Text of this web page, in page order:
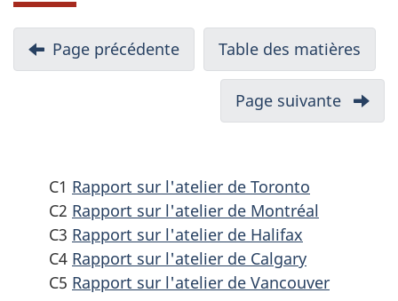
N
a
Page précédente
Annexe
organisations
non
gouvernementales
de
l'environnement
Table des matières
sur
Page suivante
C1 Rapport sur l'atelier de Toronto
C2 Rapport sur l'atelier de Montréal
C3 Rapport sur l'atelier de Halifax
C4 Rapport sur l'atelier de Calgary
C5 Rapport sur l'atelier de Vancouver